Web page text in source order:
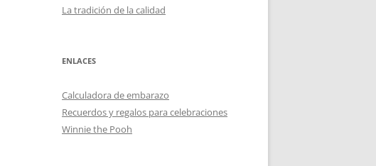
La tradición de la calidad
ENLACES
Calculadora de embarazo
Recuerdos y regalos para celebraciones
Winnie the Pooh